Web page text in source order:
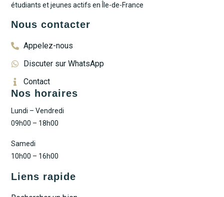
étudiants et jeunes actifs en Île-de-France
Nous contacter
Appelez-nous
Discuter sur WhatsApp
Contact
Nos horaires
Lundi – Vendredi
09h00 – 18h00
Samedi
10h00 – 16h00
Liens rapide